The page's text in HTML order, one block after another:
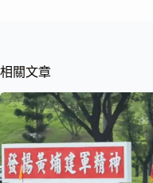
相關文章